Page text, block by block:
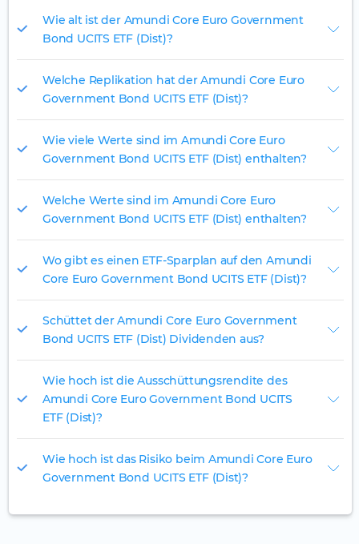
Wie alt ist der Amundi Core Euro Government
Bond UCITS ETF (Dist)?
Welche Replikation hat der Amundi Core Euro
Government Bond UCITS ETF (Dist)?
Wie viele Werte sind im Amundi Core Euro
Government Bond UCITS ETF (Dist) enthalten?
Welche Werte sind im Amundi Core Euro
Government Bond UCITS ETF (Dist) enthalten?
Wo gibt es einen ETF-Sparplan auf den Amundi
Core Euro Government Bond UCITS ETF (Dist)?
Schüttet der Amundi Core Euro Government
Bond UCITS ETF (Dist) Dividenden aus?
Wie hoch ist die Ausschüttungsrendite des
Amundi Core Euro Government Bond UCITS
ETF (Dist)?
Wie hoch ist das Risiko beim Amundi Core Euro
Government Bond UCITS ETF (Dist)?